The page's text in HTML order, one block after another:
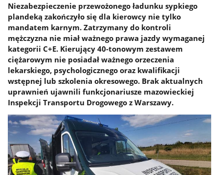
Niezabezpieczenie przewożonego ładunku sypkiego
plandeką zakończyło się dla kierowcy nie tylko
mandatem karnym. Zatrzymany do kontroli
mężczyzna nie miał ważnego prawa jazdy wymaganej
kategorii C+E. Kierujący 40-tonowym zestawem
ciężarowym nie posiadał ważnego orzeczenia
lekarskiego, psychologicznego oraz kwalifikacji
wstępnej lub szkolenia okresowego. Brak aktualnych
uprawnień ujawnili funkcjonariusze mazowieckiej
Inspekcji Transportu Drogowego z Warszawy.